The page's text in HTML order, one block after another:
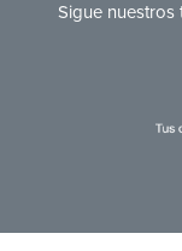
Sigue nuestros